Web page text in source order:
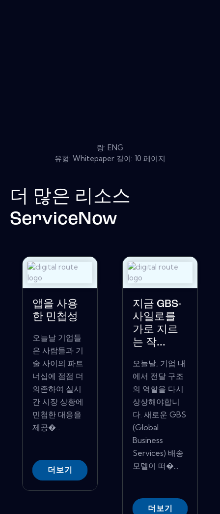
랑: ENG
유형: Whitepaper 길이: 10 페이지
더 많은 리소스
ServiceNow
앱을 사용
한 민첩성
오늘날 기업들
은 사람들과 기
술 사이의 파트
너십에 점점 더
의존하여 실시
간 시장 상황에
민첩한 대응을
제공�...
더보기
지금 GBS-
사일로를
가로 지르
는 작...
오늘날, 기업 내
에서 전달 구조
의 역할을 다시
상상해야합니
다. 새로운 GBS
(Global
Business
Services) 배송
모델이 떠�...
더보기